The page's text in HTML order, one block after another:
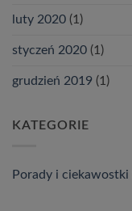
luty 2020 (1)
styczeń 2020 (1)
grudzień 2019 (1)
KATEGORIE
Porady i ciekawostki